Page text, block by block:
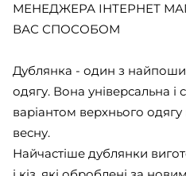
МЕНЕДЖЕРА ІНТЕРНЕТ
ВАС СПОСОБОМ
Дублянка - один з
одягу. Вона універсальна і
варіантом верхнього
весну.
Найчастіше дублянки